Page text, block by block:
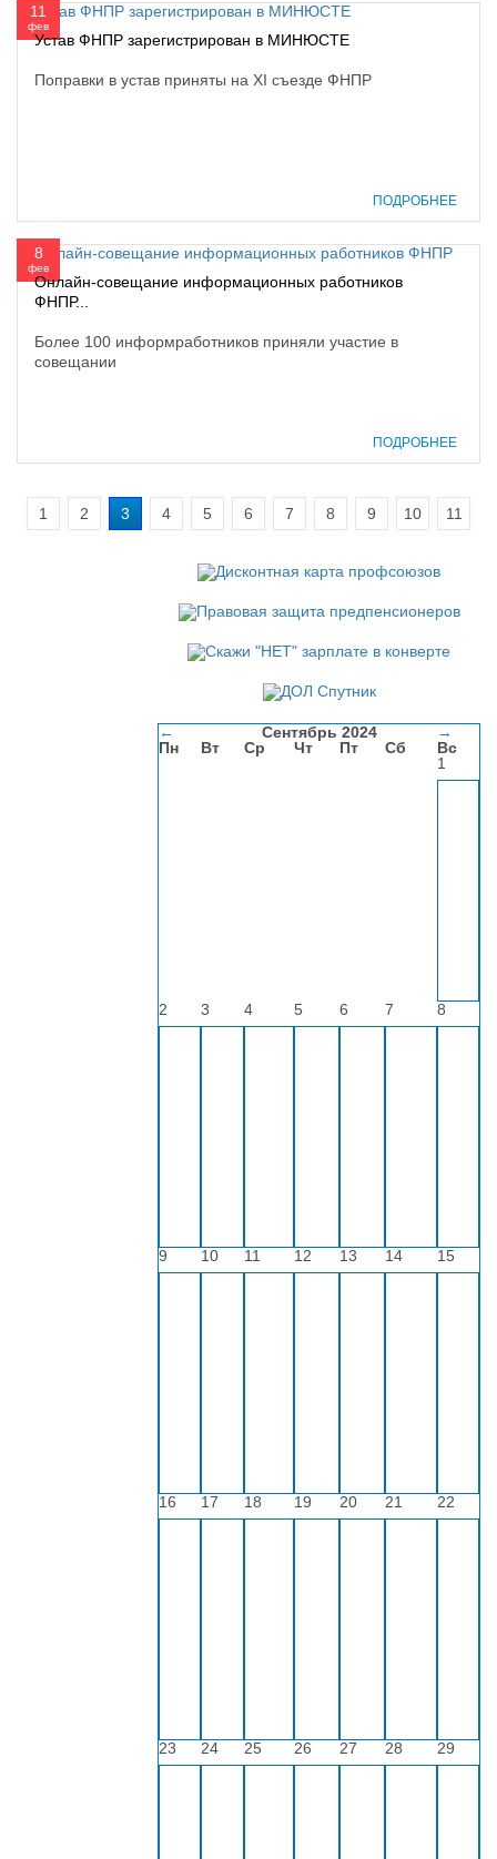
11
фев
Устав ФНПР зарегистрирован в МИНЮСТЕ
Поправки в устав приняты на XI съезде ФНПР
ПОДРОБНЕЕ
8
фев
Онлайн-совещание информационных работников
ФНПР...
Более 100 информработников приняли участие в
совещании
ПОДРОБНЕЕ
1 2 3 4 5 6 7 8 9 10 11
← Сентябрь 2024
→
Пн
Вт Ср Чт Пт Сб
Вс
1
2 3 4 5 6 7 8
9 10 11 12 13 14 15
16 17 18 19 20 21 22
23 24 25 26 27 28 29